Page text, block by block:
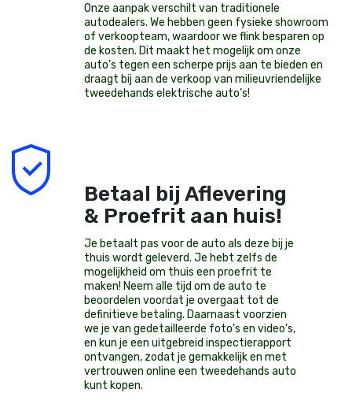
Onze aanpak verschilt van traditionele
autodealers. We hebben geen fysieke showroom
of verkoopteam, waardoor we flink besparen op
de kosten. Dit maakt het mogelijk om onze
auto’s tegen een scherpe prijs aan te bieden en
draagt bij aan de verkoop van milieuvriendelijke
tweedehands elektrische auto’s!
Betaal bij Aflevering
& Proefrit aan huis!
Je betaalt pas voor de auto als deze bij je
thuis wordt geleverd. Je hebt zelfs de
mogelijkheid om thuis een proefrit te
maken! Neem alle tijd om de auto te
beoordelen voordat je overgaat tot de
definitieve betaling. Daarnaast voorzien
we je van gedetailleerde foto’s en video’s,
en kun je een uitgebreid inspectierapport
ontvangen, zodat je gemakkelijk en met
vertrouwen online een tweedehands auto
kunt kopen.